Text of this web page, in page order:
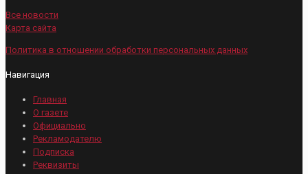
Все новости
Карта сайта
Политика в отношении обработки персональных данных
Навигация
Главная
О газете
Официально
Рекламодателю
Подписка
Реквизиты